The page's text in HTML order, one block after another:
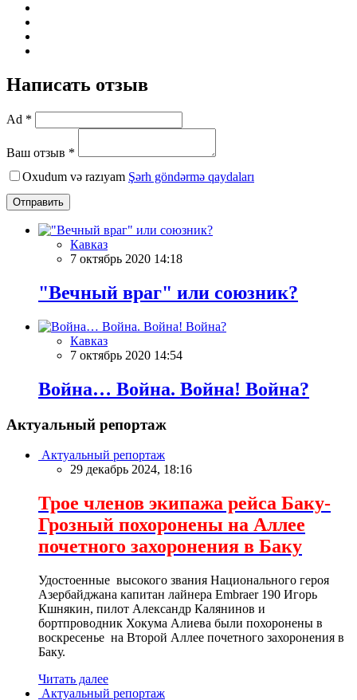
Написать отзыв
Ad *
Ваш отзыв *
Oxudum və razıyam Şərh göndərmə qaydaları
Отправить
Кавказ
7 октябрь 2020 14:18
"Вечный враг" или союзник?
Кавказ
7 октябрь 2020 14:54
Война… Война. Война! Война?
Актуальный репортаж
Актуальный репортаж
29 декабрь 2024, 18:16
Трое членов экипажа рейса Баку-
Грозный похоронены на Аллее
почетного захоронения в Баку
Удостоенные высокого звания Национального героя
Азербайджана капитан лайнера Embraer 190 Игорь
Кшнякин, пилот Александр Калянинов и
бортпроводник Хокума Алиева были похоронены в
воскресенье на Второй Аллее почетного захоронения в
Баку.
Читать далее
Актуальный репортаж